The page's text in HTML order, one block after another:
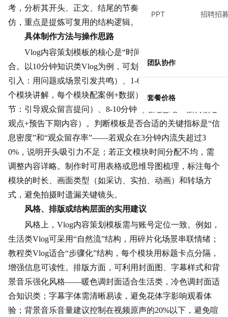
PPT 招聘招
团队协作
套餐价格
考，分析其开头、正文、结尾的节奏把控，但无需完全模
仿，重点是提炼可复用的结构逻辑。
具体制作方法与操作思路
Vlog内容策划模板的核心是“时间轴+内容模块”的组
合。以10分钟知识类Vlog为例，可划分为：0-1分钟（开场
引入：用问题或场景引发共鸣）、1-6分钟（正文展开：分3
个模块讲解，每个模块配案例+数据）、6-8分钟（
节：引导观众留言提问）、8-10分钟（结尾总结：强调核心
观点+预告下期内容）。判断模板是否合适的关键指标是“信
息密度”和“观众留存率”——若观众在3分钟内流失超过3
0%，说明开头吸引力不足；若正文模块时间分配不均，需
调整内容详略。制作时可用表格或思维导图梳理，标注每个
模块的时长、画面类型（如采访、实拍、动画）和转场方
式，避免拍摄时遗漏关键镜头。
风格、排版或结构层面的实用建议
风格上，Vlog内容策划模板需与账号定位一致。例如，
生活类Vlog可采用“自然流”结构，用碎片化场景串联情绪；
教程类Vlog适合“步骤化”结构，每个模块用标题卡点分隔，
增强信息可读性。排版方面，可利用封面图、字幕样式和背
景音乐强化风格——暖色调封面适合生活类，冷色调封面适
合知识类；字幕字体需清晰易读，避免花体字影响观看体
验 ；背景音乐音量建议控制在视频原声的20%以下，避免喧